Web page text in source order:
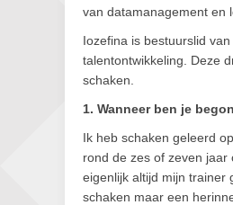
van datamanagement en
Iozefina is bestuurslid
talentontwikkeling. Deze
schaken.
1. Wanneer ben je
Ik heb schaken geleerd
rond de zes of zeven jaar
eigenlijk altijd mijn trainer
schaken maar een